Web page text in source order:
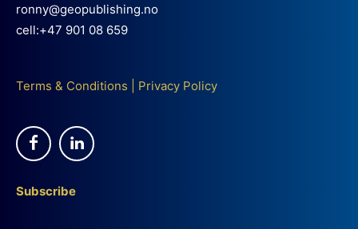
ronny@geopublishing.no
cell:+47 901 08 659
Terms & Conditions Privacy Policy
Subscribe